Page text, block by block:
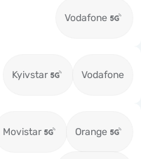
Vodafone
Kyivstar Vodafone
Movistar Orange